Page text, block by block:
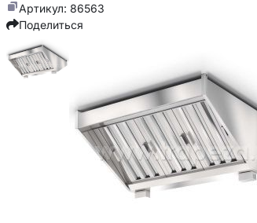
Артикул: 86563
Поделиться